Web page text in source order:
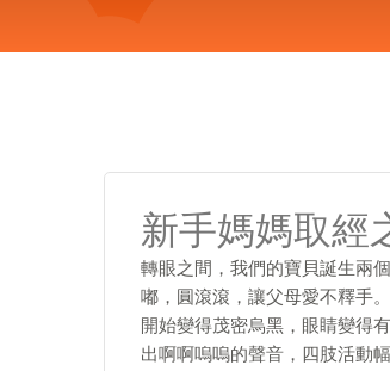
新手媽媽取經
轉眼之間，我們的寶貝誕生兩
嘟，圓滾滾，讓父母愛不釋手
開始變得茂密烏黑，眼睛變得
出啊啊嗚嗚的聲音，四肢活動